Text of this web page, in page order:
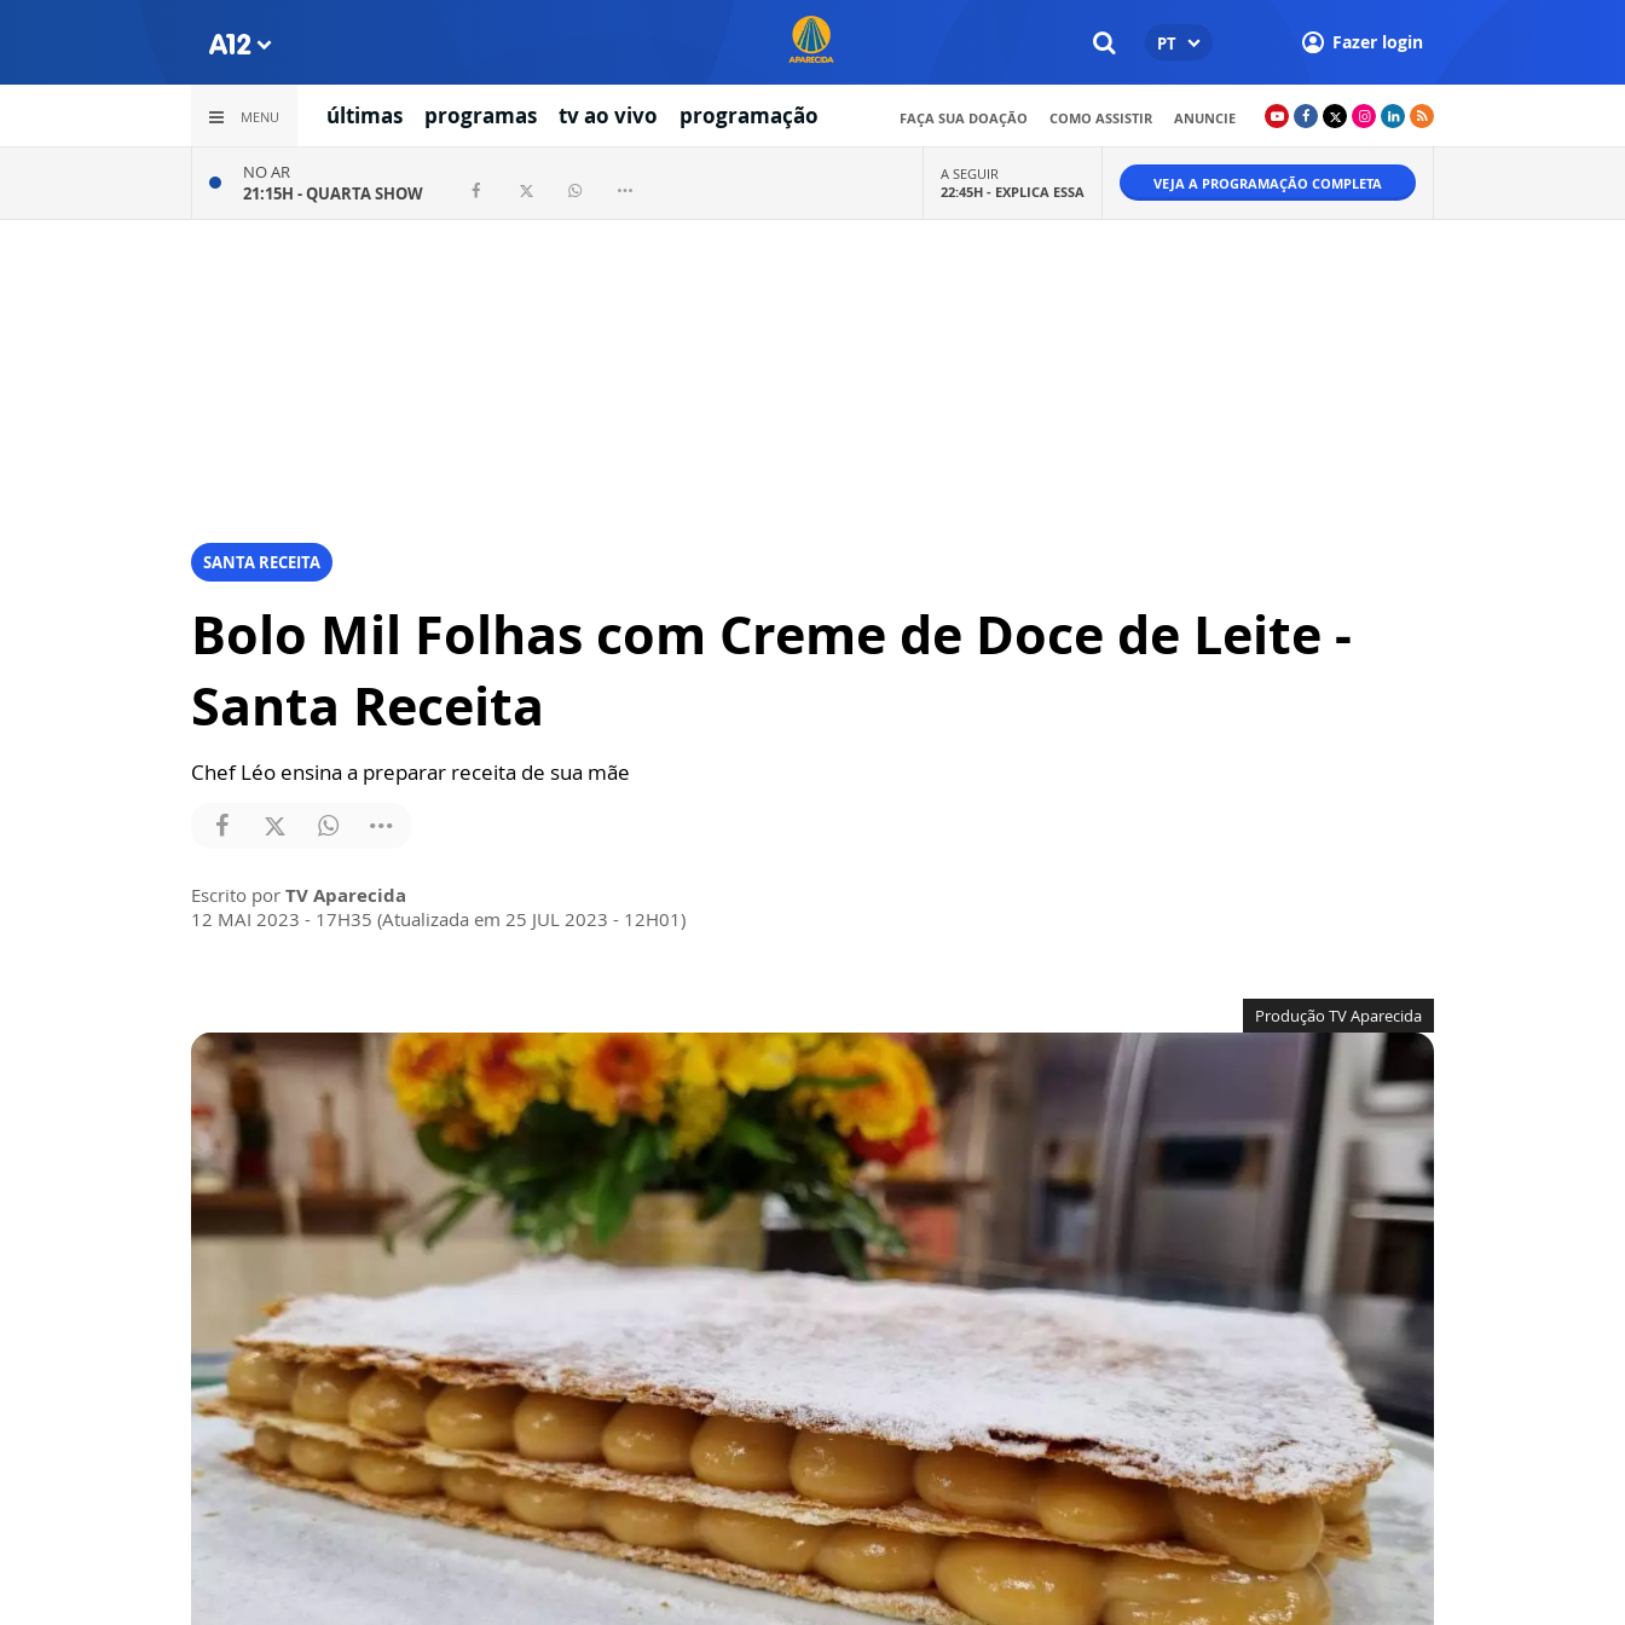
PT Fazer login
MENU últimas programas tv ao vivo programação FAÇA SUA DOAÇÃO COMO ASSISTIR ANUNCIE
NO AR
21:15H -QUARTA SHOW
A SEGUIR
22:45H - EXPLICA ESSA VEJA A PROGRAMAÇÃO COMPLETA
SANTA RECEITA
Bolo Mil Folhas com Creme de Doce de Leite -
Santa Receita
Chef Léo ensina a preparar receita de sua mãe
Escrito por TV Aparecida
12 MAI 2023 - 17H35 (Atualizada em 25 JUL 2023 - 12H01)
Produção TV Aparecida